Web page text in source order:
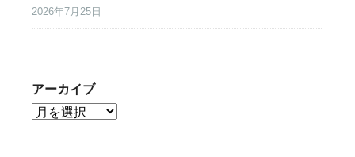
2026年7月25日
アーカイブ